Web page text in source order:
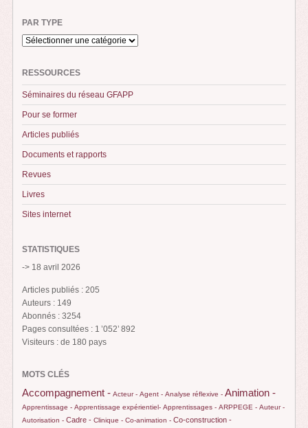
PAR TYPE
RESSOURCES
Séminaires du réseau GFAPP
Pour se former
Articles publiés
Documents et rapports
Revues
Livres
Sites internet
STATISTIQUES
-> 18 avril 2026
Articles publiés : 205
Auteurs : 149
Abonnés : 3254
Pages consultées : 1 ’052’ 892
Visiteurs : de 180 pays
MOTS CLÉS
Accompagnement - Acteur - Agent - Analyse réflexive - Animation -
Apprentissage - Apprentissage expérientiel- Apprentissages - ARPPEGE - Auteur -
Autorisation - Cadre - Clinique - Co-animation - Co-construction -